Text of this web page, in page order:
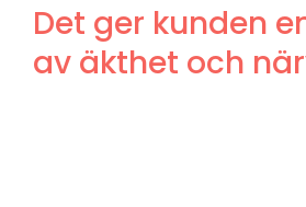
Det ger kunden
av äkthet och